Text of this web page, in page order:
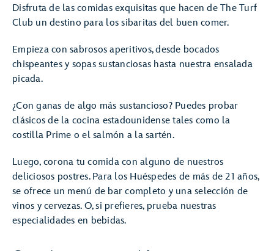
Disfruta de las comidas exquisitas que hacen de The Turf
Club un destino para los sibaritas del buen comer.
Empieza con sabrosos aperitivos, desde bocados
chispeantes y sopas sustanciosas hasta nuestra ensalada
picada.
¿Con ganas de algo más sustancioso? Puedes probar
clásicos de la cocina estadounidense tales como la
costilla Prime o el salmón a la sartén.
Luego, corona tu comida con alguno de nuestros
deliciosos postres. Para los Huéspedes de más de 21 años,
se ofrece un menú de bar completo y una selección de
vinos y cervezas. O, si prefieres, prueba nuestras
especialidades en bebidas.